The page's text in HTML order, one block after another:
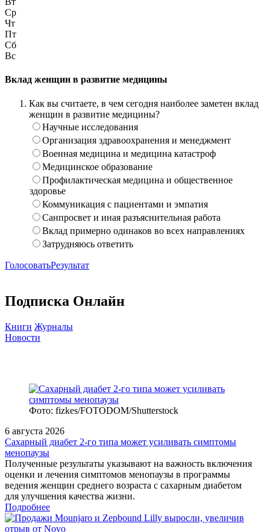
Ср
Чт
Пт
Сб
Вс
Вклад женщин в развитие медицины
Как вы считаете, в чем сегодня наиболее заметен вклад
женщин в развитие медицины?
Научные исследования
Организация здравоохранения и менеджмент
Военная медицина и медицина катастроф
Медицинское образование
Профилактическая медицина и общественное
здоровье
Коммуникация с пациентами и эмпатия
Санпросвет и иная разъяснительная работа
Вклад примерно одинаков во всех направлениях
Затрудняюсь ответить
ГолосоватьРезультат
Подписка Онлайн
Книги Журналы
Новости
Фото: fizkes/FOTODOM/Shutterstock
6 августа 2026
Сахарный диабет 2‑го типа может усиливать симптомы
менопаузы
Полученные результаты указывают на важность включения
оценки и лечения симптомов менопаузы в программы
ведения женщин среднего возраста с сахарным диабетом
для улучшения качества жизни.
Подробнее